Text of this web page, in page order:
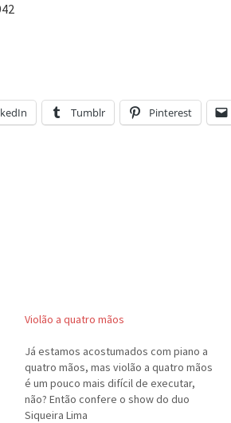
Tumblr Pinterest
Violão a quatro mãos
Já estamos acostumados com piano a
quatro mãos, mas violão a quatro mãos
é um pouco mais difícil de executar,
não? Então confere o show do duo
Siqueira Lima